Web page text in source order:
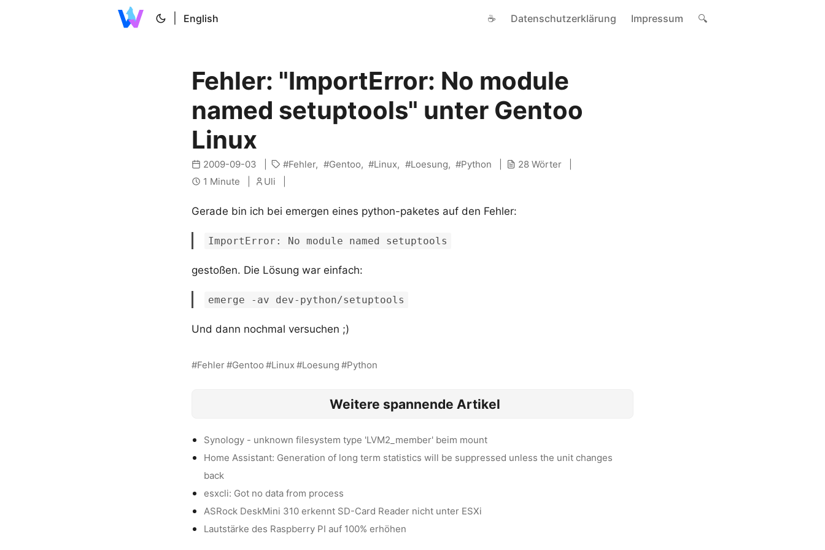
English ☕ Datenschutzerklärung Impressum 🔍
Fehler: "ImportError: No module
named setuptools" unter Gentoo
Linux
2009-09-03 Fehler Gentoo Linux Loesung Python
28 Wörter
1 Minute
Uli
Gerade bin ich bei emergen eines python-paketes auf den Fehler:
ImportError: No module named setuptools
gestoßen. Die Lösung war einfach:
emerge -av dev-python/setuptools
Und dann nochmal versuchen ;)
Fehler Gentoo Linux Loesung Python
Weitere spannende Artikel
Synology - unknown filesystem type 'LVM2_member' beim mount
Home Assistant: Generation of long term statistics will be suppressed unless the unit changes
back
esxcli: Got no data from process
ASRock DeskMini 310 erkennt SD-Card Reader nicht unter ESXi
Lautstärke des Raspberry PI auf 100% erhöhen